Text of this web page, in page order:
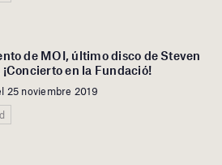
de MOI, último disco de Steven
en la Fundació!
25 noviembre 2019